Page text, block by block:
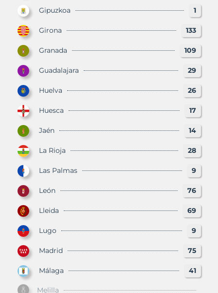
Gipuzkoa 1
Girona 133
Granada 109
Guadalajara 29
Huelva 26
Huesca 17
Jaén 14
La Rioja 28
Las Palmas 9
León 76
Lleida 69
Lugo 9
Madrid 75
Málaga 41
Melilla